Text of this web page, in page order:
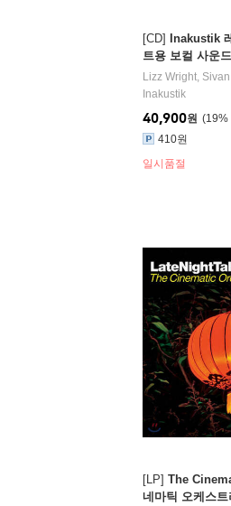
[CD]
Inakustik
트용 보컬 사운
Vol.3) [UHQCD]
Lizz Wright,
Inakustik
19%
40,900원
410원
일시품절
[LP] The
네마틱 오케스